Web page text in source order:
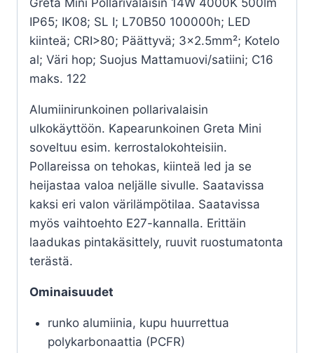
Greta Mini Pollarivalaisin 14W 4000K 500lm
IP65; IK08; SL I; L70B50 100000h; LED
kiinteä; CRI>80; Päättyvä; 3×2.5mm²; Kotelo
al; Väri hop; Suojus Mattamuovi/satiini; C16
maks. 122
Alumiinirunkoinen pollarivalaisin
ulkokäyttöön. Kapearunkoinen Greta Mini
soveltuu esim. kerrostalokohteisiin.
Pollareissa on tehokas, kiinteä led ja se
heijastaa valoa neljälle sivulle. Saatavissa
kaksi eri valon värilämpötilaa. Saatavissa
myös vaihtoehto E27-kannalla. Erittäin
laadukas pintakäsittely, ruuvit ruostumatonta
terästä.
Ominaisuudet
runko alumiinia, kupu huurrettua
polykarbonaattia (PCFR)